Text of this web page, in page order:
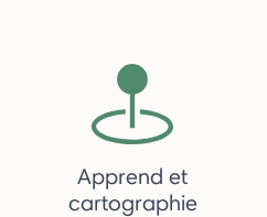
Apprend et
cartographie